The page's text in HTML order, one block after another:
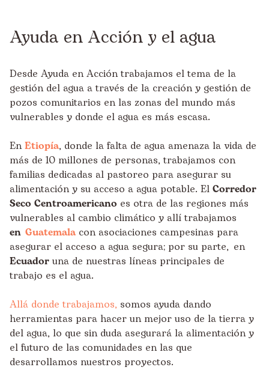
Ayuda en Acción y el agua
Desde Ayuda en Acción trabajamos el tema de la
gestión del agua a través de la creación y gestión de
pozos comunitarios en las zonas del mundo más
vulnerables y donde el agua es más escasa.
EnEtiopía, donde la falta de agua amenaza la vida de
más de 10 millones de personas, trabajamos con
familias dedicadas al pastoreo para asegurar su
alimentación y su acceso a agua potable. El Corredor
Seco Centroamericano es otra de las regiones más
vulnerables al cambio climático y allí trabajamos
en Guatemalacon asociaciones campesinas para
asegurar el acceso a agua segura; por su parte, en
Ecuador una de nuestras líneas principales de
trabajo es el agua.
Allá donde trabajamos, somos ayuda dando
herramientas para hacer un mejor uso de la tierra y
del agua, lo que sin duda asegurará la alimentación y
el futuro de las comunidades en las que
desarrollamos nuestros proyectos.